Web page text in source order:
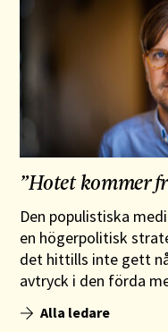
”Hotet kommer
Den populistiska
en högerpolitisk
det hittills inte gett
avtryck i den förda
Alla ledare